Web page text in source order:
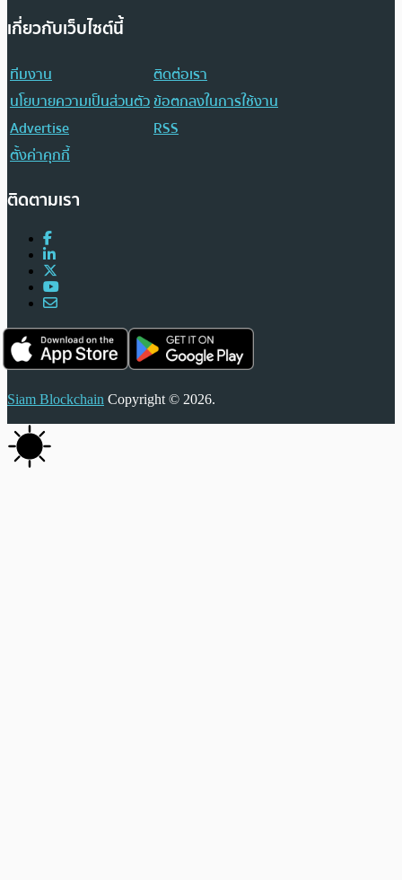
เกี่ยวกับเว็บไซต์นี้
ทีมงาน
ติดต่อเรา
นโยบายความเป็นส่วนตัวข้อตกลงในการใช้งาน
Advertise
RSS
ตั้งค่าคุกกี้
ติดตามเรา
Siam Blockchain Copyright © 2026.